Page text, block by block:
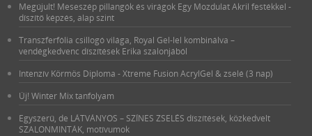
Megújult! Meseszép pillangók és virágok Egy Mozdulat Akril festékkel -
díszítő képzés, alap szint
Transzferfólia csillogó világa, Royal Gel-lel kombinálva –
vendégkedvenc díszítések Erika szalonjából
Intenzív Körmös Diploma - Xtreme Fusion AcrylGel & zselé (3 nap)
Új! Winter Mix tanfolyam
Egyszerű, de LÁTVÁNYOS – SZÍNES ZSELÉS díszítések, közkedvelt
SZALONMINTÁK, motívumok